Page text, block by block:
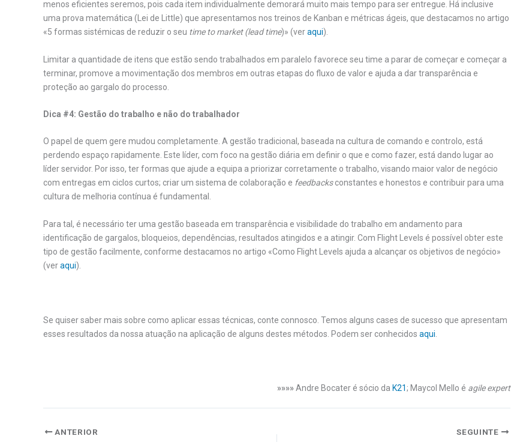
menos eficientes seremos, pois cada item individualmente demorará muito mais tempo para ser entregue. Há inclusive
uma prova matemática (Lei de Little) que apresentamos nos treinos de Kanban e métricas ágeis, que destacamos no artigo
«5 formas sistémicas de reduzir o seu time to market (lead time)» (veraqui).
Limitar a quantidade de itens que estão sendo trabalhados em paralelo favorece seu time a parar de começar e começar a
terminar, promove a movimentação dos membros em outras etapas do fluxo de valor e ajuda a dar transparência e
proteção ao gargalo do processo.
Dica #4: Gestão do trabalho e não do trabalhador
O papel de quem gere mudou completamente. A gestão tradicional, baseada na cultura de comando e controlo, está
perdendo espaço rapidamente. Este líder, com foco na gestão diária em definir o que e como fazer, está dando lugar ao
líder servidor. Por isso, ter formas que ajude a equipa a priorizar corretamente o trabalho, visando maior valor de negócio
com entregas em ciclos curtos; criar um sistema de colaboração e feedbacksconstantes e honestos e contribuir para uma
cultura de melhoria contínua é fundamental.
Para tal, é necessário ter uma gestão baseada em transparência e visibilidade do trabalho em andamento para
identificação de gargalos, bloqueios, dependências, resultados atingidos e a atingir. Com Flight Levels é possível obter este
tipo de gestão facilmente, conforme destacamos no artigo «Como Flight Levels ajuda a alcançar os objetivos de negócio»
(veraqui).
Se quiser saber mais sobre como aplicar essas técnicas, conte connosco. Temos alguns cases de sucesso que apresentam
esses resultados da nossa atuação na aplicação de alguns destes métodos. Podem ser conhecidos aqui
»»»»Andre Bocater é sócio da K21; Maycol Mello é agile expert
ANTERIOR SEGUINTE